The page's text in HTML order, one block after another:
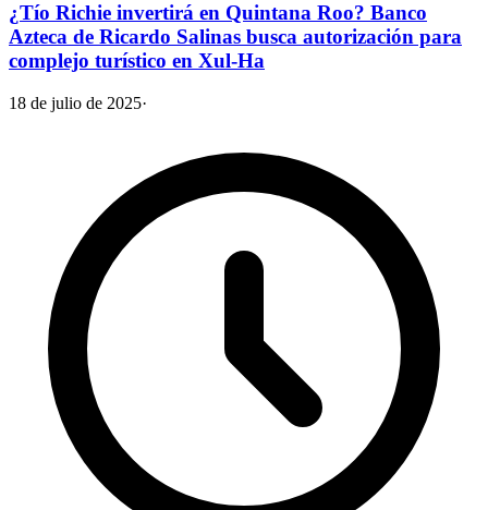
¿Tío Richie invertirá en Quintana Roo? Banco
Azteca de Ricardo Salinas busca autorización para
complejo turístico en Xul-Ha
18 de julio de 2025·